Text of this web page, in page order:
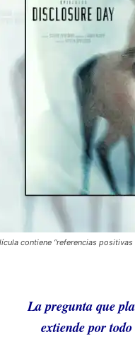
contiene “referencias
La pregunta que
extiende por